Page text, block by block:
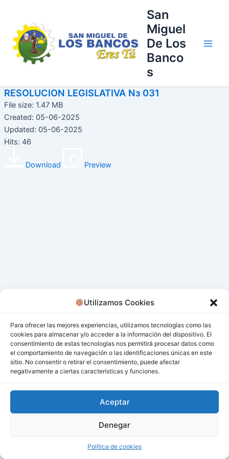
Utilizamos Cookies
Para ofrecer las mejores experiencias, utilizamos tecnologías como las
cookies para almacenar y/o acceder a la información del dispositivo. El
consentimiento de estas tecnologías nos permitirá procesar datos como
el comportamiento de navegación o las identificaciones únicas en este
sitio. No consentir o retirar el consentimiento, puede afectar
negativamente a ciertas características y funciones.
Aceptar
Denegar
Política de cookies
contenido
San
Miguel
De Los
Banco
s
RESOLUCION LEGISLATIVA Nз 031
File size: 1.47 MB
Created: 05-06-2025
Updated: 05-06-2025
Hits: 46
Download Preview
Todos los derechos © 2026 San Miguel De Los Bancos |